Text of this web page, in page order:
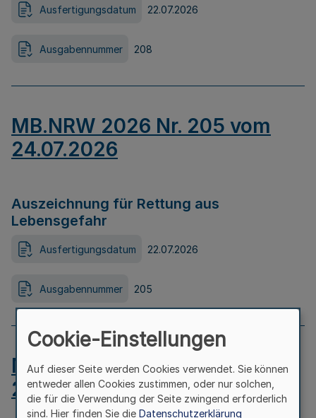
Ausfertigungsdatum 22.07.2026
Ausgabennummer 208
MB.NRW 2026 Nr. 205 vom
24.07.2026
Auszeichnung für Rettung aus
Lebensgefahr
Ausfertigungsdatum 22.07.2026
Ausgabennummer 205
MB.NRW 2026 Nr. 204 vom
24.07.2026
Cookie-Einstellungen
Auf dieser Seite werden Cookies verwendet. Sie können
entweder allen Cookies zustimmen, oder nur solchen,
die für die Verwendung der Seite zwingend erforderlich
sind. Hier finden Sie die Datenschutzerklärung